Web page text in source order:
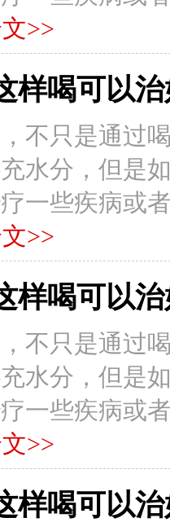
>>
样喝可以
不只是通过
水分，但是
一些疾病或
>>
样喝可以
不只是通过
水分，但是
一些疾病或
>>
样喝可以